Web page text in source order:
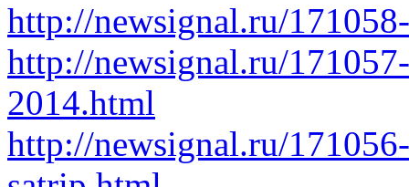
http://newsignal.ru/
http://newsignal.ru/
2014.html
http://newsignal.ru/